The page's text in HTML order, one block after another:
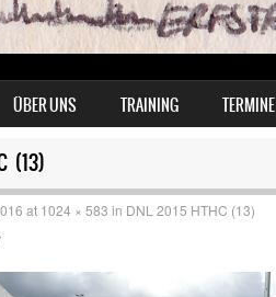
ÜBER UNS TRAINING TERMINE
(13)
at 1024 × 583 in DNL 2015 HTHC (13)